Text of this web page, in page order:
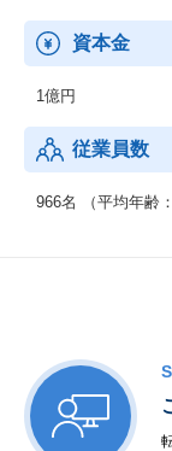
資本金
1億円
従業員数
966名 （平均年齢